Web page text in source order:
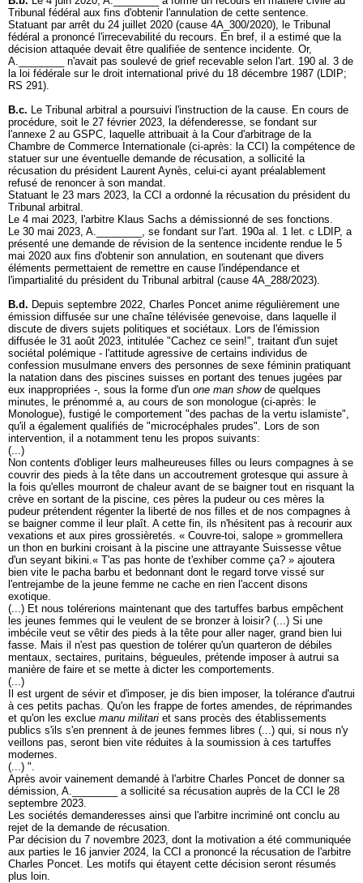
Tribunal fédéral aux fins d'obtenir l'annulation de cette sentence.
Statuant par arrêt du 24 juillet 2020 (cause 4A_300/2020), le Tribunal
fédéral a prononcé l'irrecevabilité du recours. En bref, il a estimé que la
décision attaquée devait être qualifiée de sentence incidente. Or,
A.________ n'avait pas soulevé de grief recevable selon l'art. 190 al. 3 de
la loi fédérale sur le droit international privé du 18 décembre 1987 (LDIP;
RS 291).
B.c. Le Tribunal arbitral a poursuivi l'instruction de la cause. En cours de
procédure, soit le 27 février 2023, la défenderesse, se fondant sur
l'annexe 2 au GSPC, laquelle attribuait à la Cour d'arbitrage de la
Chambre de Commerce Internationale (ci-après: la CCI) la compétence de
statuer sur une éventuelle demande de récusation, a sollicité la
récusation du président Laurent Aynès, celui-ci ayant préalablement
refusé de renoncer à son mandat.
Statuant le 23 mars 2023, la CCI a ordonné la récusation du président du
Tribunal arbitral.
Le 4 mai 2023, l'arbitre Klaus Sachs a démissionné de ses fonctions.
Le 30 mai 2023, A.________, se fondant sur l'art. 190a al. 1 let. c LDIP, a
présenté une demande de révision de la sentence incidente rendue le 5
mai 2020 aux fins d'obtenir son annulation, en soutenant que divers
éléments permettaient de remettre en cause l'indépendance et
l'impartialité du président du Tribunal arbitral (cause 4A_288/2023).
B.d. Depuis septembre 2022, Charles Poncet anime régulièrement une
émission diffusée sur une chaîne télévisée genevoise, dans laquelle il
discute de divers sujets politiques et sociétaux. Lors de l'émission
diffusée le 31 août 2023, intitulée "Cachez ce sein!", traitant d'un sujet
sociétal polémique - l'attitude agressive de certains individus de
confession musulmane envers des personnes de sexe féminin pratiquant
la natation dans des piscines suisses en portant des tenues jugées par
eux inappropriées -, sous la forme d'un one man showde quelques
minutes, le prénommé a, au cours de son monologue (ci-après: le
Monologue), fustigé le comportement "des pachas de la vertu islamiste",
qu'il a également qualifiés de "microcéphales prudes". Lors de son
intervention, il a notamment tenu les propos suivants:
(...)
Non contents d'obliger leurs malheureuses filles ou leurs compagnes à se
couvrir des pieds à la tête dans un accoutrement grotesque qui assure à
la fois qu'elles mourront de chaleur avant de se baigner tout en risquant la
crève en sortant de la piscine, ces pères la pudeur ou ces mères la
pudeur prétendent régenter la liberté de nos filles et de nos compagnes à
se baigner comme il leur plaît. A cette fin, ils n'hésitent pas à recourir aux
vexations et aux pires grossièretés. « Couvre-toi, salope » grommellera
un thon en burkini croisant à la piscine une attrayante Suissesse vêtue
d'un seyant bikini.« T'as pas honte de t'exhiber comme ça? » ajoutera
bien vite le pacha barbu et bedonnant dont le regard torve vissé sur
l'entrejambe de la jeune femme ne cache en rien l'accent disons
exotique.
(...) Et nous tolérerions maintenant que des tartuffes barbus empêchent
les jeunes femmes qui le veulent de se bronzer à loisir? (...) Si une
imbécile veut se vêtir des pieds à la tête pour aller nager, grand bien lui
fasse. Mais il n'est pas question de tolérer qu'un quarteron de débiles
mentaux, sectaires, puritains, bégueules, prétende imposer à autrui sa
manière de faire et se mette à dicter les comportements.
(...)
Il est urgent de sévir et d'imposer, je dis bien imposer, la tolérance d'autrui
à ces petits pachas. Qu'on les frappe de fortes amendes, de réprimandes
et qu'on les exclue manu militari et sans procès des établissements
publics s'ils s'en prennent à de jeunes femmes libres (...) qui, si nous n'y
veillons pas, seront bien vite réduites à la soumission à ces tartuffes
modernes.
(...) ".
Après avoir vainement demandé à l'arbitre Charles Poncet de donner sa
démission, A.________ a sollicité sa récusation auprès de la CCI le 28
septembre 2023.
Les sociétés demanderesses ainsi que l'arbitre incriminé ont conclu au
rejet de la demande de récusation.
Par décision du 7 novembre 2023, dont la motivation a été communiquée
aux parties le 16 janvier 2024, la CCI a prononcé la récusation de l'arbitre
Charles Poncet. Les motifs qui étayent cette décision seront résumés
plus loin.